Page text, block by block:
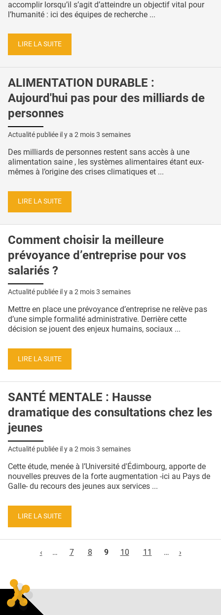
accomplir lorsqu’il s’agit d’atteindre un objectif vital pour
l’humanité : ici des équipes de recherche ...
LIRE LA SUITE
ALIMENTATION DURABLE :
Aujourd'hui pas pour des milliards de
personnes
Actualité publiée il y a 2 mois 3 semaines
Des milliards de personnes restent sans accès à une
alimentation saine , les systèmes alimentaires étant eux-
mêmes à l’origine des crises climatiques et ...
LIRE LA SUITE
Comment choisir la meilleure
prévoyance d’entreprise pour vos
salariés ?
Actualité publiée il y a 2 mois 3 semaines
Mettre en place une prévoyance d’entreprise ne relève pas
d’une simple formalité administrative. Derrière cette
décision se jouent des enjeux humains, sociaux ...
LIRE LA SUITE
SANTÉ MENTALE : Hausse
dramatique des consultations chez les
jeunes
Actualité publiée il y a 2 mois 3 semaines
Cette étude, menée à l’Université d'Édimbourg, apporte de
nouvelles preuves de la forte augmentation -ici au Pays de
Galle- du recours des jeunes aux services ...
LIRE LA SUITE
‹
… 7 8 9 10 11 … ›